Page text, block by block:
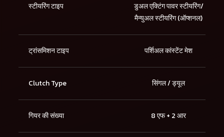
स्टीयरिंग टाइप
डुअल एक्टिंग पावर स्टीयरिंग/
मैन्युअल स्टीयरिंग (ऑप्शनल)
ट्रांसमिशन टाइप पर्शिअल कांस्टेंट मेश
Clutch Type सिंगल / ड्यूल
गियर की संख्या 8 एफ + 2 आर